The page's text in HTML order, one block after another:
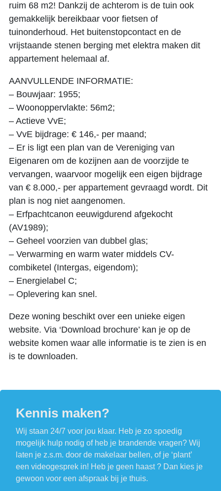
ruim 68 m2! Dankzij de achterom is de tuin ook
gemakkelijk bereikbaar voor fietsen of
tuinonderhoud. Het buitenstopcontact en de
vrijstaande stenen berging met elektra maken dit
appartement helemaal af.
AANVULLENDE INFORMATIE:
– Bouwjaar: 1955;
– Woonoppervlakte: 56m2;
– Actieve VvE;
– VvE bijdrage: € 146,- per maand;
– Er is ligt een plan van de Vereniging van
Eigenaren om de kozijnen aan de voorzijde te
vervangen, waarvoor mogelijk een eigen bijdrage
van € 8.000,- per appartement gevraagd wordt. Dit
plan is nog niet aangenomen.
– Erfpachtcanon eeuwigdurend afgekocht
(AV1989);
– Geheel voorzien van dubbel glas;
– Verwarming en warm water middels CV-
combiketel (Intergas, eigendom);
– Energielabel C;
– Oplevering kan snel.
Deze woning beschikt over een unieke eigen
website. Via ‘Download brochure’ kan je op de
website komen waar alle informatie is te zien is en
is te downloaden.
Kennis maken?
Wij staan 24/7 voor jou klaar. Heb je zo spoedig
mogelijk hulp nodig of heb je brandende vragen? Wij
laten je z.s.m. door de makelaar bellen, of je ‘plant’
een videogesprek in! Heb je geen haast ? Dan kies je
gewoon voor een afspraak bij je thuis.